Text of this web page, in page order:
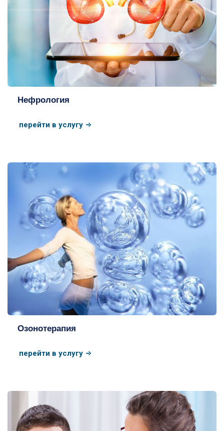
Нефрология
перейти в услугу
Озонотерапия
перейти в услугу